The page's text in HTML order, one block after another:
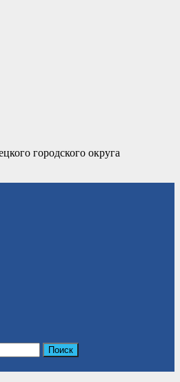
городского округа